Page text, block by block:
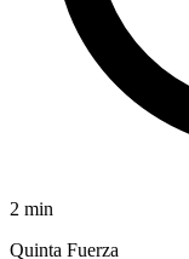
2 min
Quinta Fuerza